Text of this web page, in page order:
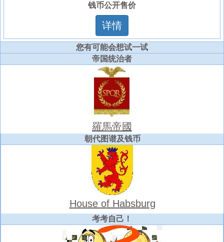
钱币公开售价
详情
您有可能会想试一试
帝国统治者
羅馬帝國
朝代图谱及钱币
House of Habsburg
考考自己！